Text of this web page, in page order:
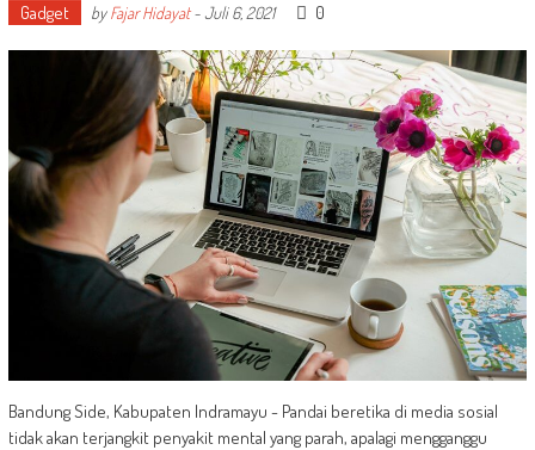
Gadget byFajar Hidayat-Juli 6, 2021 0
Bandung Side, Kabupaten Indramayu - Pandai beretika di media sosial
tidak akan terjangkit penyakit mental yang parah, apalagi mengganggu